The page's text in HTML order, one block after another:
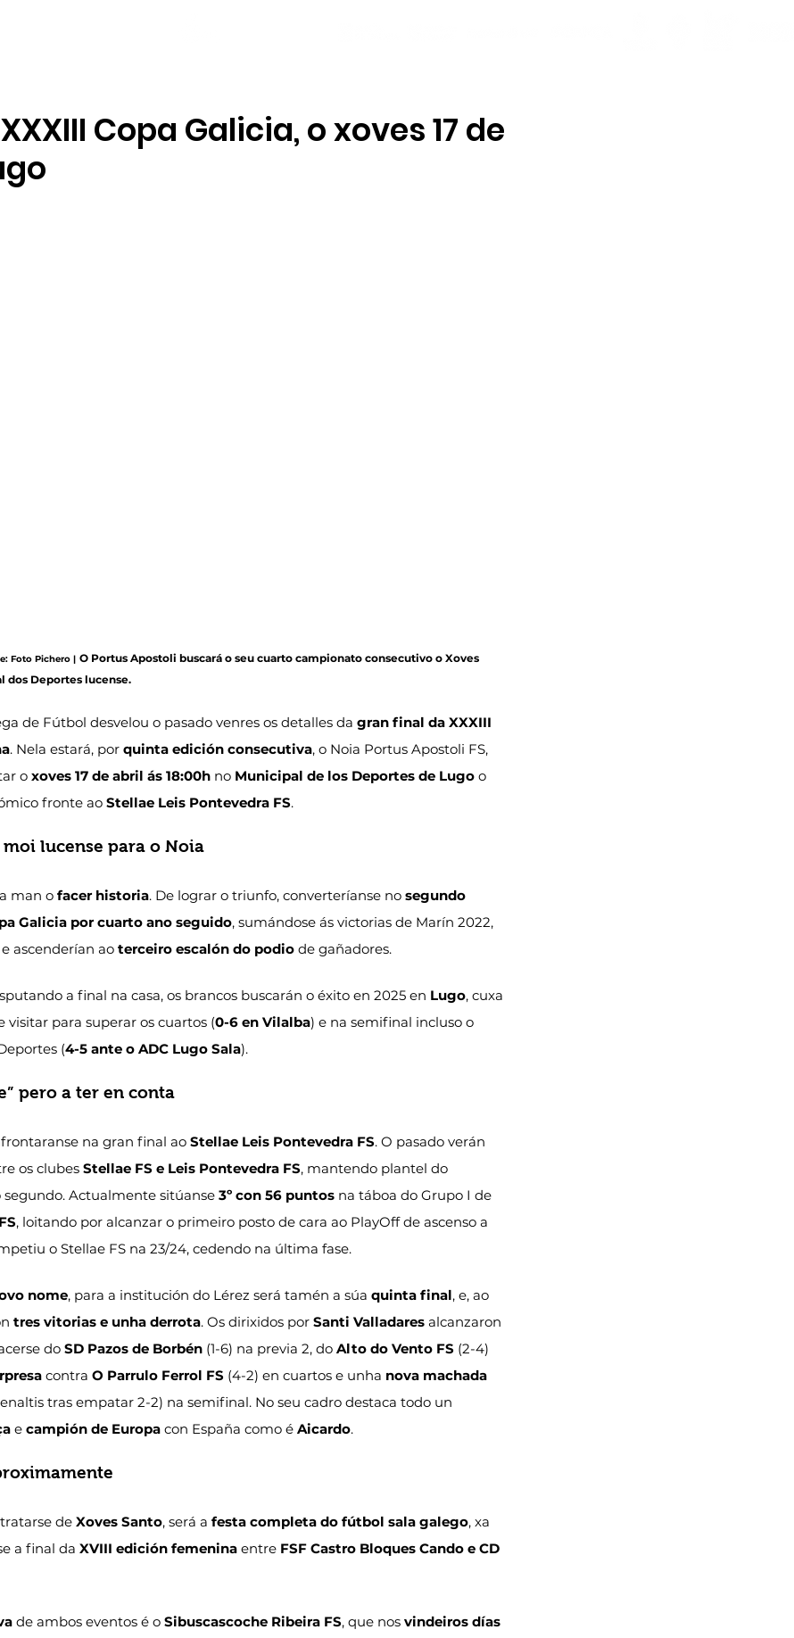
Copa Galicia, o xoves 17 de
Foto Pichero | O Portus Apostoli buscará o seu cuarto campionato consecutivo o Xoves
dos Deportes lucense.
de Fútbol desvelou o pasado venres os detalles da gran final da XXXIII
. Nela estará, por quinta edición consecutiva, o Noia Portus Apostoli FS,
o xoves 17 de abril ás 18:00h no Municipal de los Deportes de Lugo o
fronte ao Stellae Leis Pontevedra FS.
lucense para o Noia
man o facer historia. De lograr o triunfo, converteríanse no segundo
Galicia por cuarto ano seguido, sumándose ás victorias de Marín 2022,
ascenderían ao terceiro escalón do podio de gañadores.
a final na casa, os brancos buscarán o éxito en 2025 en Lugo, cuxa
visitar para superar os cuartos (0-6 en Vilalba) e na semifinal incluso o
(4-5 ante o ADC Lugo Sala).
pero a ter en conta
na gran final ao Stellae Leis Pontevedra FS. O pasado verán
os clubes Stellae FS e Leis Pontevedra FS, mantendo plantel do
Actualmente sitúanse 3º con 56 puntos na táboa do Grupo I de
, loitando por alcanzar o primeiro posto de cara ao PlayOff de ascenso a
o Stellae FS na 23/24, cedendo na última fase.
nome, para a institución do Lérez será tamén a súa quinta final, e, ao
tres vitorias e unha derrota. Os dirixidos por Santi Valladares alcanzaron
do SD Pazos de Borbén (1-6) na previa 2, do Alto do Vento FS (2-4)
contra O Parrulo Ferrol FS (4-2) en cuartos e unha nova machada
tras empatar 2-2) na semifinal. No seu cadro destaca todo un
e campión de Europa con España como é Aicardo.
de Xoves Santo, será a festa completa do fútbol sala galego, xa
a final da XVIII edición femenina entre FSF Castro Bloques Cando e CD
de ambos eventos é o Sibuscascoche Ribeira FS, que nos vindeiros días